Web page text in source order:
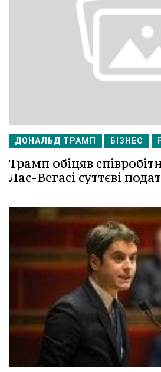
ДОНАЛЬД ТРАМП БІЗНЕС
Трамп обіцяв
Лас-Вегасі суттєві